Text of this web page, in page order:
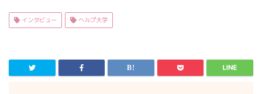
インタビュー ヘルプ大学